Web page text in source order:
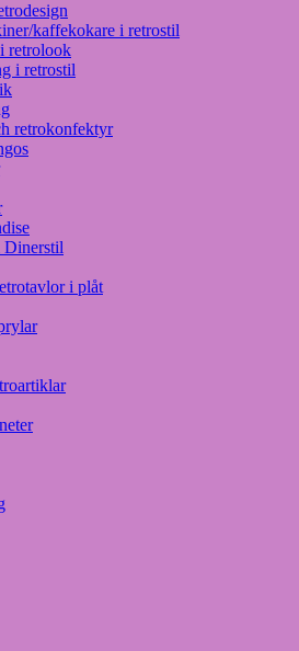
kaffekokare i retrostil
retrolook
i retrostil
retrokonfektyr
Dinerstil
i plåt